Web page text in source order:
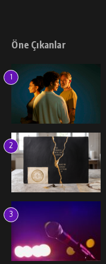
Öne Çıkanlar
1
2
3